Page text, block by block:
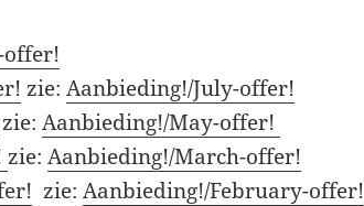
offer!
zie:Aanbieding!/July-offer!
zie:Aanbieding!/May-offer!
zie:Aanbieding!/March-offer!
zie:Aanbieding!/February-offer!